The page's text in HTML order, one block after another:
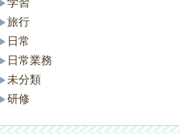
学習
旅行
日常
日常業務
未分類
研修